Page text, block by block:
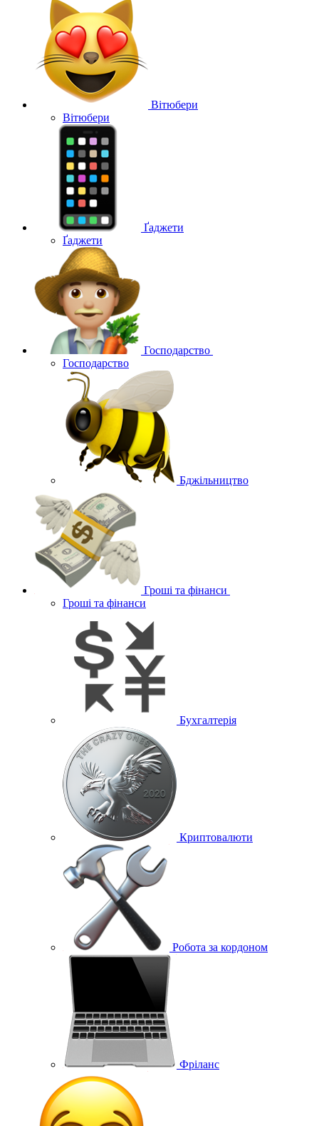
Вітюбери
Вітюбери
Ґаджети
Ґаджети
Господарство
Господарство
Бджільництво
Гроші та фінанси
Гроші та фінанси
Бухгалтерія
Криптовалюти
Робота за кордоном
Фріланс